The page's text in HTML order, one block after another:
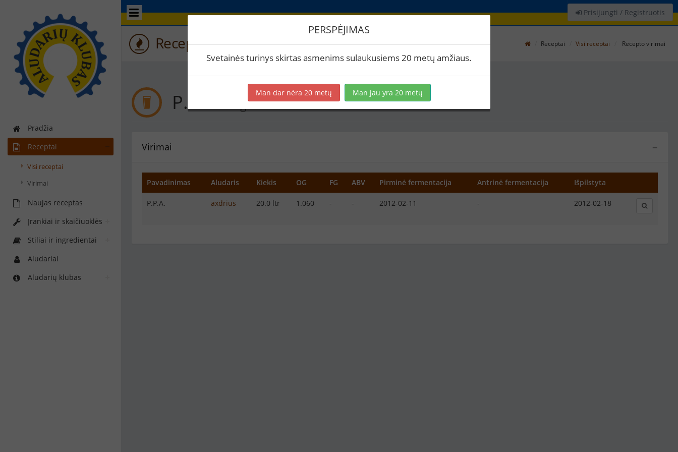
Pradžia
Receptai
Visi receptai
Virimai
Naujas receptas
Įrankiai ir skaičiuoklės
Stiliai ir ingredientai
Aludariai
Aludarių klubas
Prisijungti / Registruotis
Recepto virimai Receptai Visi receptai Recepto virimai
P.P.A. Angliškas IPA
−
Virimai
Pavadinimas Aludaris Kiekis OG FG ABV Pirminė fermentacija Antrinė fermentacija Išpilstyta
P.P.A. axdrius 20.0 ltr 1.060 - - 2012-02-11 - 2012-02-18
PERSPĖJIMAS
Svetainės turinys skirtas asmenims sulaukusiems 20 metų amžiaus.
Man dar nėra 20 metų Man jau yra 20 metų